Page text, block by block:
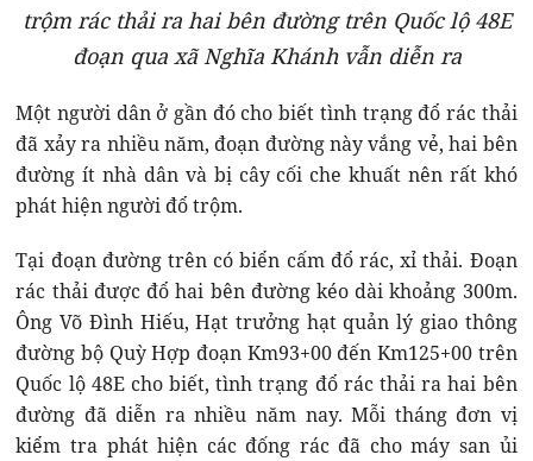
trộm rác thải ra hai bên đường trên Quốc lộ 48E
đoạn qua xã Nghĩa Khánh vẫn diễn ra
Một người dân ở gần đó cho biết tình trạng đổ rác thải
đã xảy ra nhiều năm, đoạn đường này vắng vẻ, hai bên
đường ít nhà dân và bị cây cối che khuất nên rất khó
phát hiện người đổ trộm.
Tại đoạn đường trên có biển cấm đổ rác, xỉ thải. Đoạn
rác thải được đổ hai bên đường kéo dài khoảng 300m.
Ông Võ Đình Hiếu, Hạt trưởng hạt quản lý giao thông
đường bộ Quỳ Hợp đoạn Km93+00 đến Km125+00 trên
Quốc lộ 48E cho biết, tình trạng đổ rác thải ra hai bên
đường đã diễn ra nhiều năm nay. Mỗi tháng đơn vị
kiểm tra phát hiện các đống rác đã cho máy san ủi